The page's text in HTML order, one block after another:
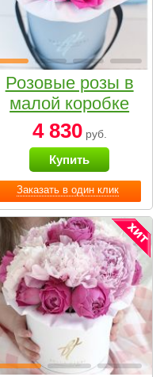
Заказать в один клик
Розовые розы в
малой коробке
4 830руб.
Купить